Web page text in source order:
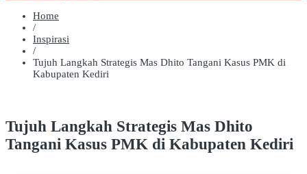
Home
/
Inspirasi
/
Tujuh Langkah Strategis Mas Dhito Tangani Kasus PMK di
Kabupaten Kediri
Tujuh Langkah Strategis Mas Dhito
Tangani Kasus PMK di Kabupaten Kediri